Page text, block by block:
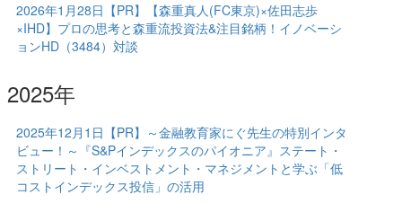
2026年1月28日【PR】【森重真人(FC東京)×佐田志歩
×IHD】プロの思考と森重流投資法&注目銘柄！イノベーシ
ョンHD（3484）対談
2025年
2025年12月1日【PR】～金融教育家にぐ先生の特別インタ
ビュー！～『S&Pインデックスのパイオニア』ステート・
ストリート・インベストメント・マネジメントと学ぶ「低
コストインデックス投信」の活用